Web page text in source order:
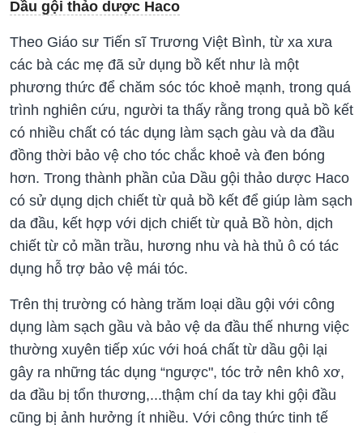
Dầu gội thảo dược Haco
Theo Giáo sư Tiến sĩ Trương Việt Bình, từ xa xưa
các bà các mẹ đã sử dụng bồ kết như là một
phương thức để chăm sóc tóc khoẻ mạnh, trong quá
trình nghiên cứu, người ta thấy rằng trong quả bồ kết
có nhiều chất có tác dụng làm sạch gàu và da đầu
đồng thời bảo vệ cho tóc chắc khoẻ và đen bóng
hơn. Trong thành phần của Dầu gội thảo dược Haco
có sử dụng dịch chiết từ quả bồ kết để giúp làm sạch
da đầu, kết hợp với dịch chiết từ quả Bồ hòn, dịch
chiết từ cỏ mần trầu, hương nhu và hà thủ ô có tác
dụng hỗ trợ bảo vệ mái tóc.
Trên thị trường có hàng trăm loại dầu gội với công
dụng làm sạch gầu và bảo vệ da đầu thế nhưng việc
thường xuyên tiếp xúc với hoá chất từ dầu gội lại
gây ra những tác dụng “ngược", tóc trở nên khô xơ,
da đầu bị tổn thương,...thậm chí da tay khi gội đầu
cũng bị ảnh hưởng ít nhiều. Với công thức tinh tế